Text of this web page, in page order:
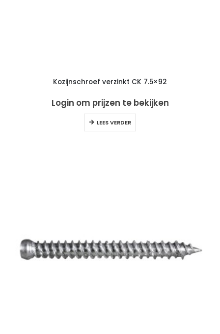
Kozijnschroef verzinkt CK 7.5×92
Login om prijzen te bekijken
LEES VERDER